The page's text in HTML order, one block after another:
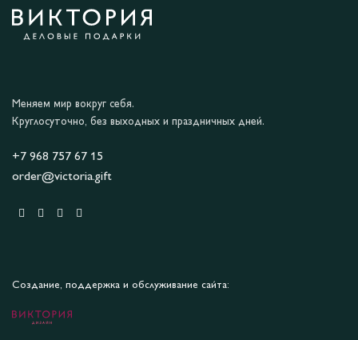
Меняем мир вокруг себя.
Круглосуточно, без выходных и праздничных дней.
+7 968 757 67 15
order@victoria.gift
Создание, поддержка и обслуживание сайта: